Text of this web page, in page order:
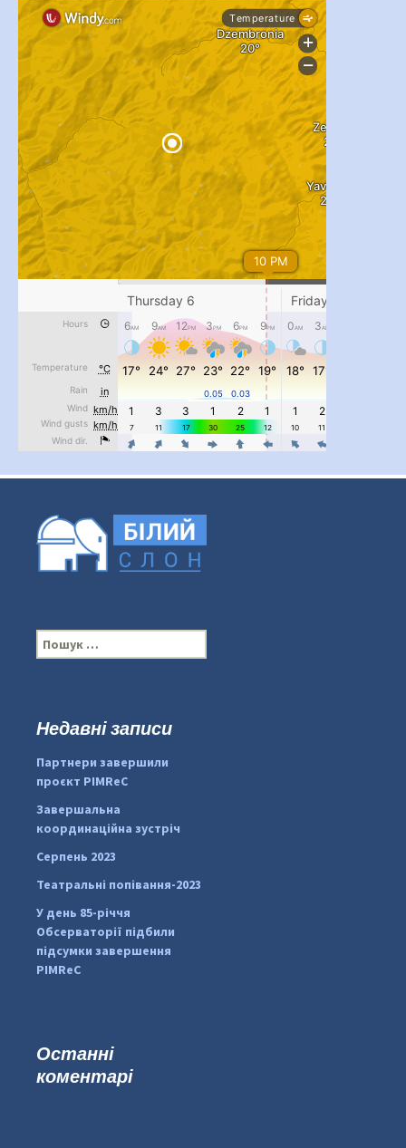
#PipIvanToday...
#PipIvanToday
pimrec_project
П
о
:Недавні записи
Партнери завершили
проєкт PIMReC
Завершальна
координаційна зустріч
Серпень 2023
Театральні попівання-2023
У день 85-річчя
Обсерваторії підбили
підсумки завершення
PIMReC
Останні
коментарі